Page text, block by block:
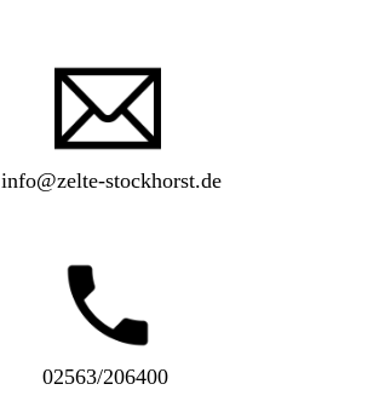
info@zelte-stockhorst.de
02563/206400